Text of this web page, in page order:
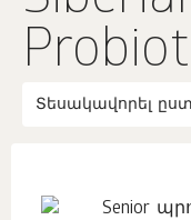
Տեսակավորել